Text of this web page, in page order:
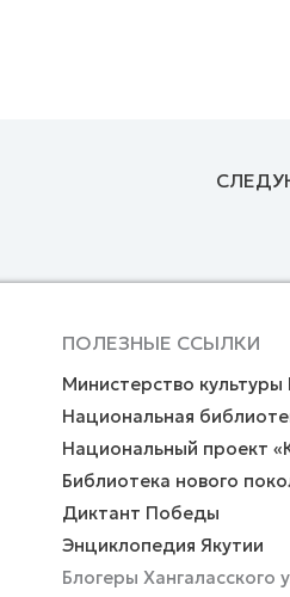
ПОЛЕЗНЫЕ ССЫЛКИ
Министерство
Национальная
Национальный проект
Библиотека нового
Диктант Победы
Энциклопедия Якутии
Блогеры Хангаласского